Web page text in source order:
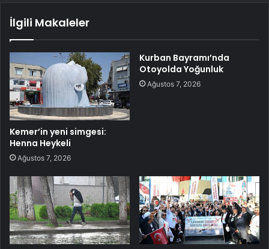
İlgili Makaleler
Kemer’in yeni simgesi:
Henna Heykeli
Ağustos 7, 2026
Kurban Bayramı’nda
Otoyolda Yoğunluk
Ağustos 7, 2026